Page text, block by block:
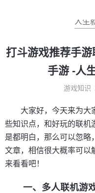
人生
打斗游戏推荐手
手游 -人
游戏知识
大家好，今天来为大
些知识点，和好玩的联机
是都明白，那么可以忽略
文章，相信很大概率可以
来看看吧！
一、多人联机游